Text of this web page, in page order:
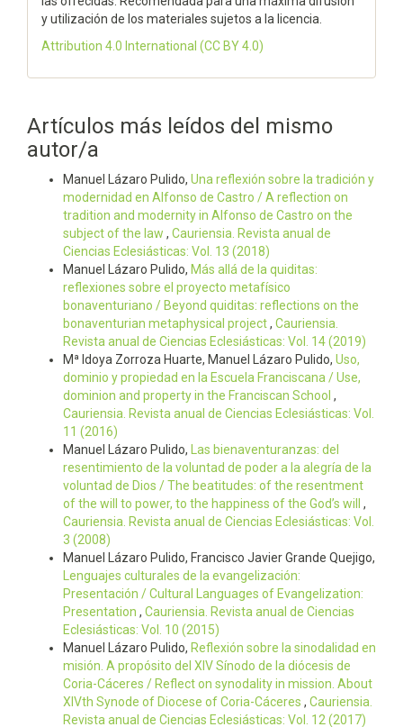
y utilización de los materiales sujetos a la licencia.
Attribution 4.0 International (CC BY 4.0)
Artículos más leídos del mismo
autor/a
Manuel Lázaro Pulido, Una reflexión sobre la tradición y
modernidad en Alfonso de Castro / A reflection on
tradition and modernity in Alfonso de Castro on the
subject of the law , Cauriensia. Revista anual de
Ciencias Eclesiásticas: Vol. 13 (2018)
Manuel Lázaro Pulido, Más allá de la quiditas:
reflexiones sobre el proyecto metafísico
bonaventuriano / Beyond quiditas: reflections on the
bonaventurian metaphysical project, Cauriensia.
Revista anual de Ciencias Eclesiásticas: Vol. 14 (2019)
Mª Idoya Zorroza Huarte, Manuel Lázaro Pulido, Uso,
dominio y propiedad en la Escuela Franciscana / Use,
dominion and property in the Franciscan School ,
Cauriensia. Revista anual de Ciencias Eclesiásticas: Vol.
11 (2016)
Manuel Lázaro Pulido,
Las bienaventuranzas: del
resentimiento de la voluntad de poder a la alegría de la
voluntad de Dios / The beatitudes: of the resentment
of the will to power, to the happiness of the God’s will ,
Cauriensia. Revista anual de Ciencias Eclesiásticas: Vol.
3 (2008)
Manuel Lázaro Pulido, Francisco Javier Grande Quejigo,
Lenguajes culturales de la evangelización:
Presentación / Cultural Languages of Evangelization:
Presentation , Cauriensia. Revista anual de Ciencias
Eclesiásticas: Vol. 10 (2015)
Manuel Lázaro Pulido, Reflexión sobre la sinodalidad en
misión. A propósito del XIV Sínodo de la diócesis de
Coria-Cáceres / Reflect on synodality in mission. About
XIVth Synode of Diocese of Coria-Cáceres , Cauriensia.
Revista anual de Ciencias Eclesiásticas: Vol. 12 (2017)